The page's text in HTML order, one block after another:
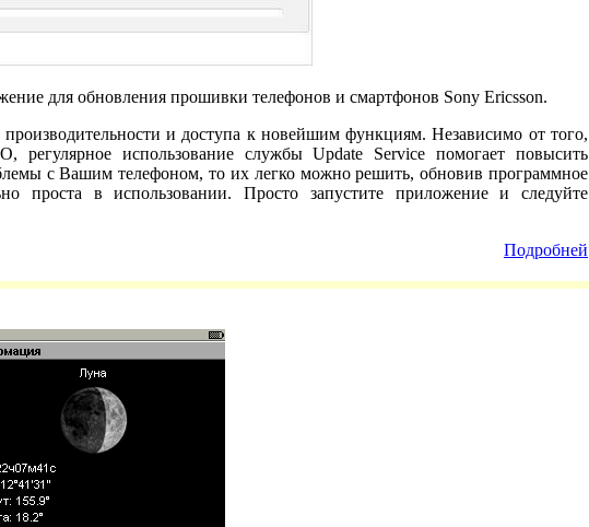
для обновления прошивки телефонов и смартфонов Sony Ericsson.
и доступа к новейшим функциям. Независимо от того,
использование службы Update Service помогает повысить
с Вашим телефоном, то их легко можно решить, обновив программное
проста в использовании. Просто запустите приложение и следуйте
Подробней